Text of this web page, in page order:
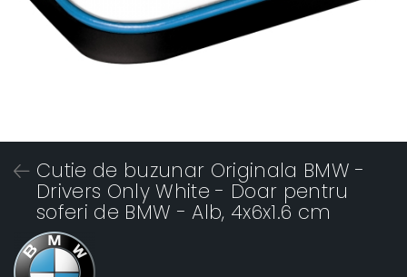
Cutie de buzunar Originala BMW -
Drivers Only White - Doar pentru
soferi de BMW - Alb, 4x6x1.6 cm